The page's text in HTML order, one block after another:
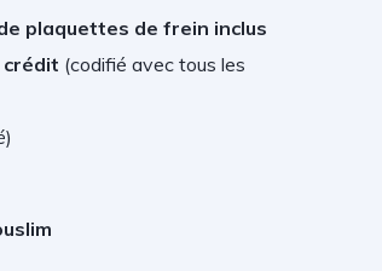
plaquettes de frein inclus
(codifié avec tous les
)